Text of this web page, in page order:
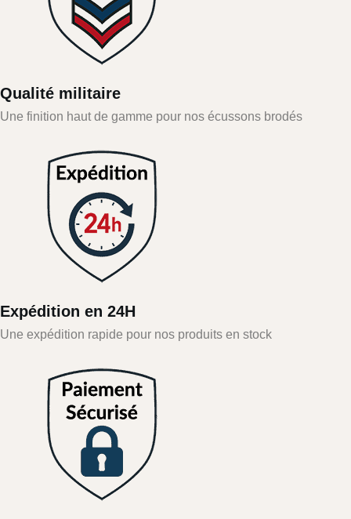
Qualité militaire
Une finition haut de gamme pour nos écussons brodés
Expédition en 24H
Une expédition rapide pour nos produits en stock